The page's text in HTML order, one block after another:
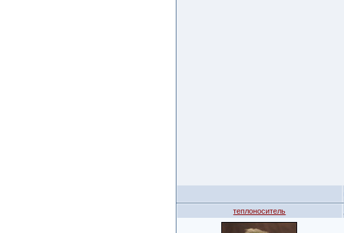
теплоноситель